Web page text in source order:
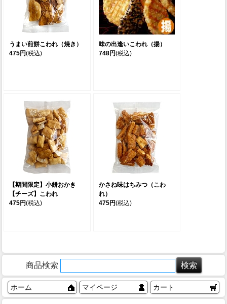
うまい煎餅こわれ（焼き）
475円(税込)
味の出逢いこわれ（揚）
748円(税込)
【期間限定】小餅おかき
【チーズ】こわれ
475円(税込)
かさね味はちみつ（こわ
れ）
475円(税込)
商品検索
ホーム マイページ カート